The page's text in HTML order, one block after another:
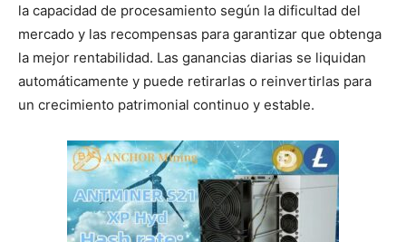
la capacidad de procesamiento según la dificultad del
mercado y las recompensas para garantizar que obtenga
la mejor rentabilidad. Las ganancias diarias se liquidan
automáticamente y puede retirarlas o reinvertirlas para
un crecimiento patrimonial continuo y estable.